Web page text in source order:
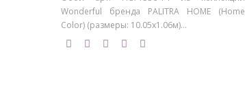
Wonderful бренда PALITRA HOME (Home
Color) (размеры: 10.05х1.06м)...